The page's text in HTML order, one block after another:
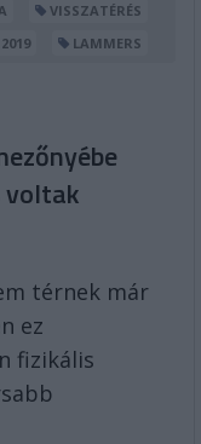
VISSZATÉRÉS
LAMMERS
voltak
térnek már
ez
fizikális